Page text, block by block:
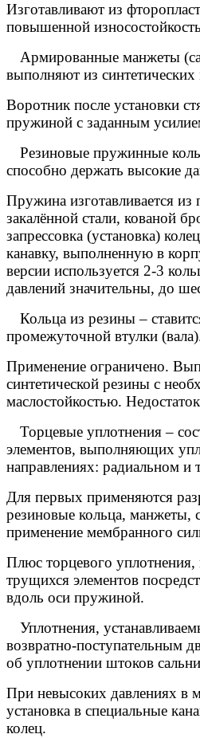
Изготавливают из
повышенной
Армированные манжеты
выполняют из синтетических
Воротник после установки
пружиной с заданным
пружинные
способно держать высокие
Пружина изготавливается из
закалённой стали, кованой
запрессовка (установка)
канавку, выполненную в
версии используется 2-3
давлений значительны, до
из резины –
промежуточной втулки
Применение ограничено.
синтетической резины с
маслостойкостью.
уплотнения –
элементов, выполняющих
направлениях: радиальном и
Для первых применяются
резиновые кольца, манжеты,
применение мембранного
Плюс торцевого уплотнения,
трущихся элементов
вдоль оси пружиной.
возвратно-поступательным
об уплотнении штоков
При невысоких давлениях в
установка в специальные
колец.